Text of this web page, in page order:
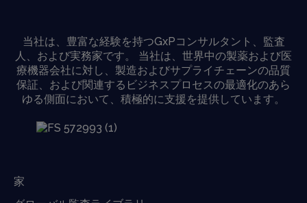
当社は、豊富な経験を持つGxPコンサルタント、監査
人、および実務家です。 当社は、世界中の製薬および医
療機器会社に対し、製造およびサプライチェーンの品質
保証、および関連するビジネスプロセスの最適化のあら
ゆる側面において、積極的に支援を提供しています。
家